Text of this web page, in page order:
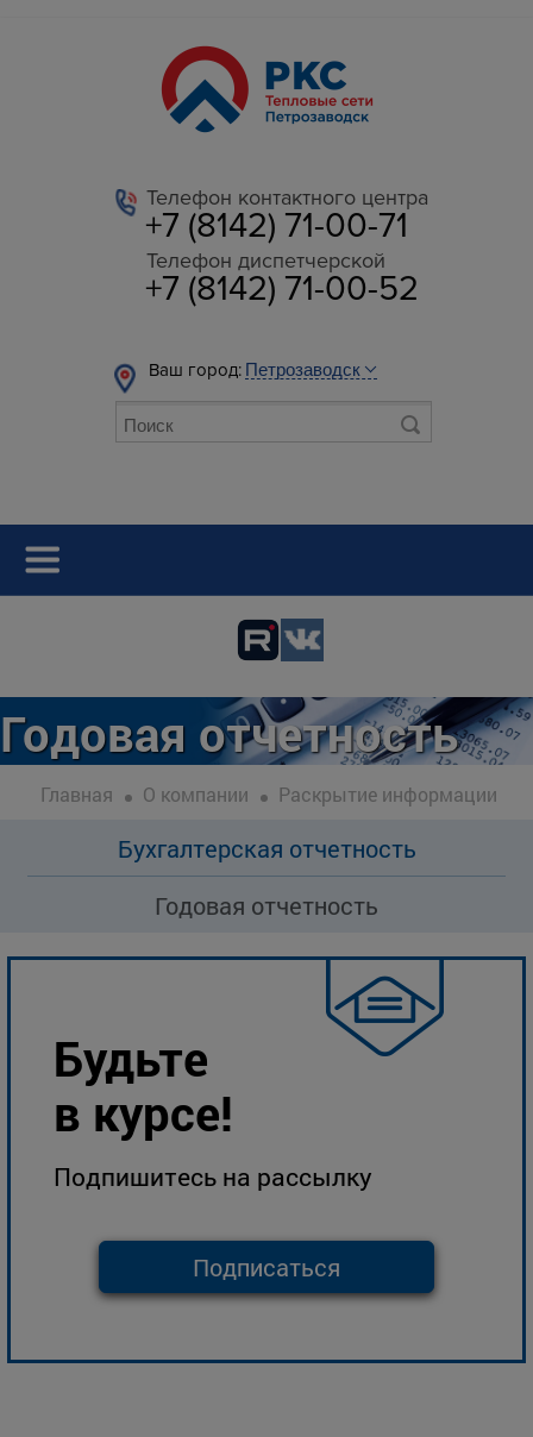
Телефон контактного центра
+7 (8142) 71-00-71
Телефон диспетчерской
+7 (8142) 71-00-52
Ваш город:
Годовая отчетность
Главная О компании Раскрытие информации
Бухгалтерская отчетность
Годовая отчетность
Будьте
в курсе!
Подпишитесь на рассылку
Подписаться